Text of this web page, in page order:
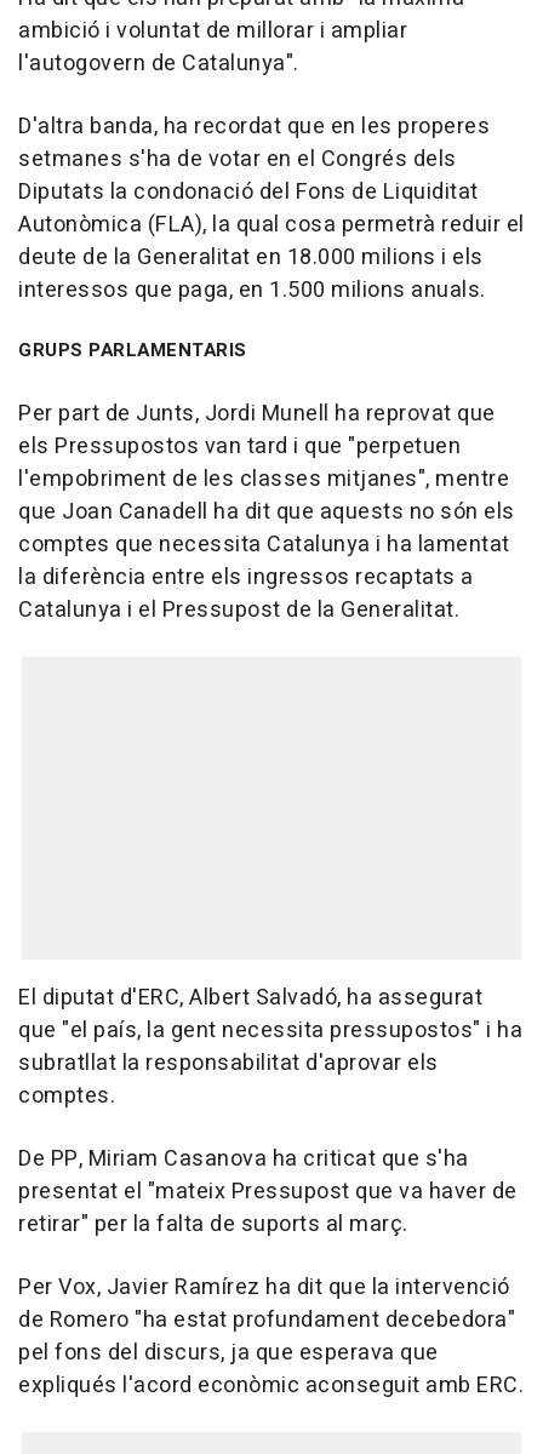
ambició i voluntat de millorar i ampliar
l'autogovern de Catalunya".
D'altra banda, ha recordat que en les properes
setmanes s'ha de votar en el Congrés dels
Diputats la condonació del Fons de Liquiditat
Autonòmica (FLA), la qual cosa permetrà reduir el
deute de la Generalitat en 18.000 milions i els
interessos que paga, en 1.500 milions anuals.
GRUPS PARLAMENTARIS
Per part de Junts, Jordi Munell ha reprovat que
els Pressupostos van tard i que "perpetuen
l'empobriment de les classes mitjanes", mentre
que Joan Canadell ha dit que aquests no són els
comptes que necessita Catalunya i ha lamentat
la diferència entre els ingressos recaptats a
Catalunya i el Pressupost de la Generalitat.
El diputat d'ERC, Albert Salvadó, ha assegurat
que "el país, la gent necessita pressupostos" i ha
subratllat la responsabilitat d'aprovar els
comptes.
De PP, Miriam Casanova ha criticat que s'ha
presentat el "mateix Pressupost que va haver de
retirar" per la falta de suports al març.
Per Vox, Javier Ramírez ha dit que la intervenció
de Romero "ha estat profundament decebedora"
pel fons del discurs, ja que esperava que
expliqués l'acord econòmic aconseguit amb ERC.